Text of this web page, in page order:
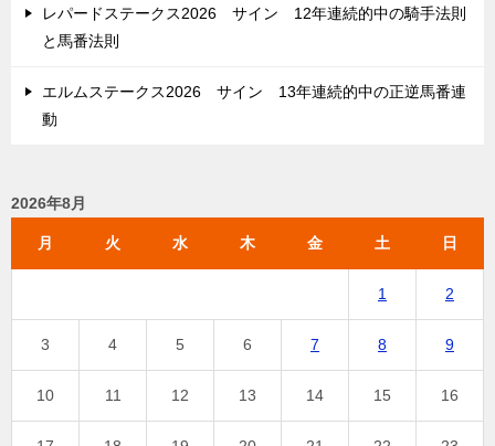
レパードステークス2026 サイン 12年連続的中の騎手法則
と馬番法則
エルムステークス2026 サイン 13年連続的中の正逆馬番連
動
2026年8月
月 火 水 木 金 土 日
1 2
3 4 5 6 7 8 9
10 11 12 13 14 15 16